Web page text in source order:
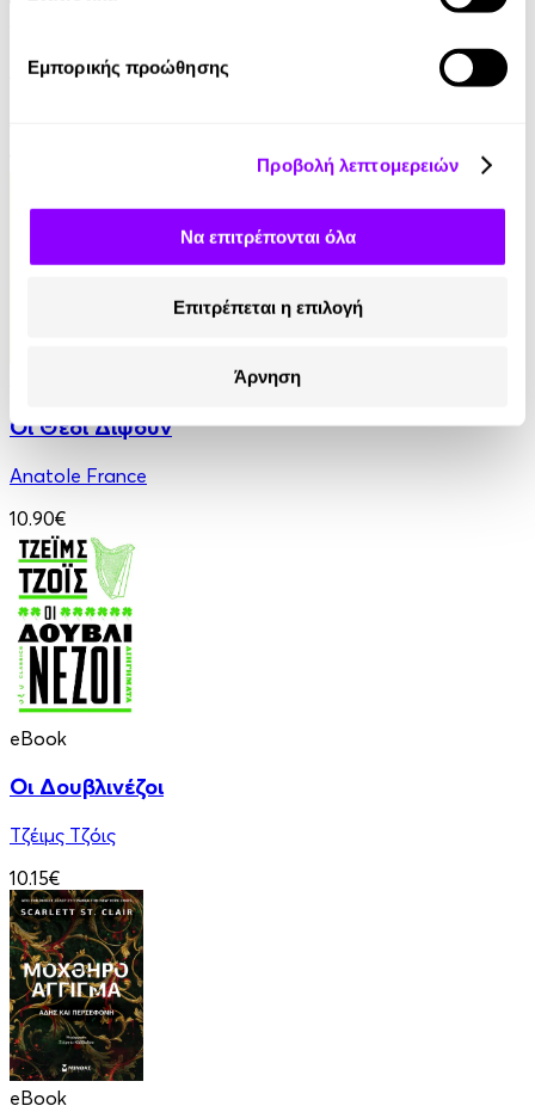
Εμπορικής προώθησης
Προβολή λεπτομερειών
Να επιτρέπονται όλα
Επιτρέπεται η επιλογή
Άρνηση
Ο Τελευταίος των Μοϊκανών
Οι Θεοί Διψούν
Anatole France
10.90€
eBook
Οι Δουβλινέζοι
Τζέιμς Τζόις
10.15€
eBook